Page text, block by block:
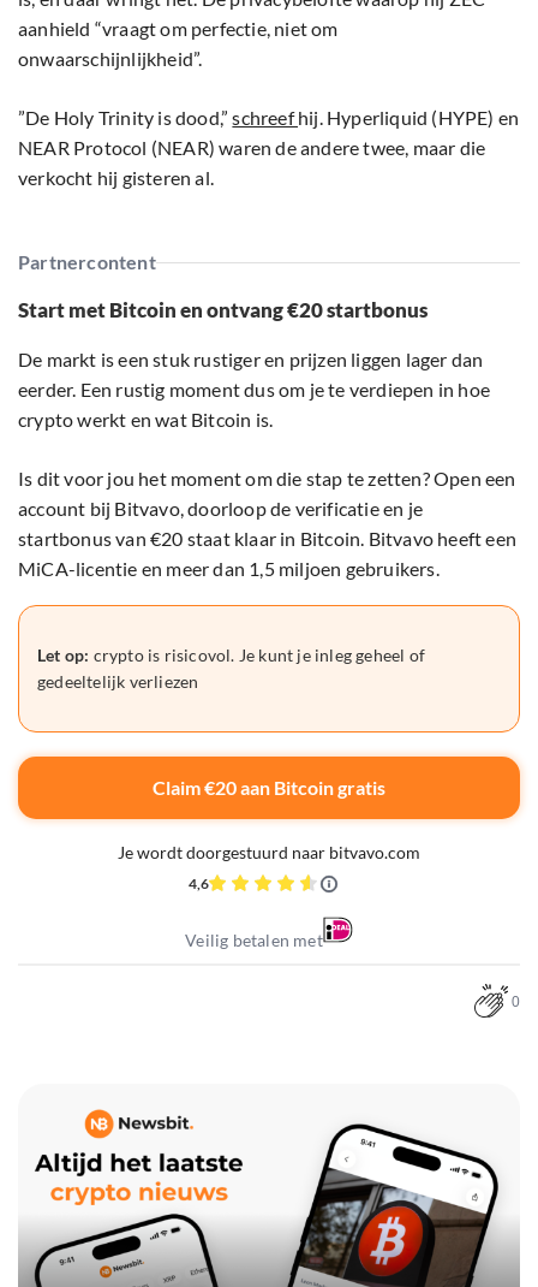
aanhield “vraagt om perfectie, niet om
onwaarschijnlijkheid”.
”De Holy Trinity is dood,”schreefhij. Hyperliquid (HYPE) en
NEAR Protocol (NEAR) waren de andere twee, maar die
verkocht hij gisteren al.
Partnercontent
Start met Bitcoin en ontvang €20 startbonus
De markt is een stuk rustiger en prijzen liggen lager dan
eerder. Een rustig moment dus om je te verdiepen in hoe
crypto werkt en wat Bitcoin is.
Is dit voor jou het moment om die stap te zetten? Open een
account bij Bitvavo, doorloop de verificatie en je
startbonus van €20 staat klaar in Bitcoin. Bitvavo heeft een
MiCA-licentie en meer dan 1,5 miljoen gebruikers.
Let op: crypto is risicovol. Je kunt je inleg geheel of
gedeeltelijk verliezen
Claim €20 aan Bitcoin gratis
Je wordt doorgestuurd naar bitvavo.com
4,6
Veilig betalen met
0